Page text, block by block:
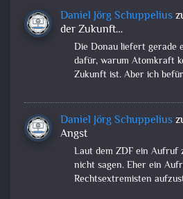
Daniel Jörg Schuppelius
der Zukunft…
Die Donau liefert gerade
dafür, warum Atomkraft
Zukunft ist. Aber ich
Daniel Jörg Schuppelius
Angst
Laut dem ZDF ein Aufruf
nicht sagen. Eher ein
Rechtsextremisten